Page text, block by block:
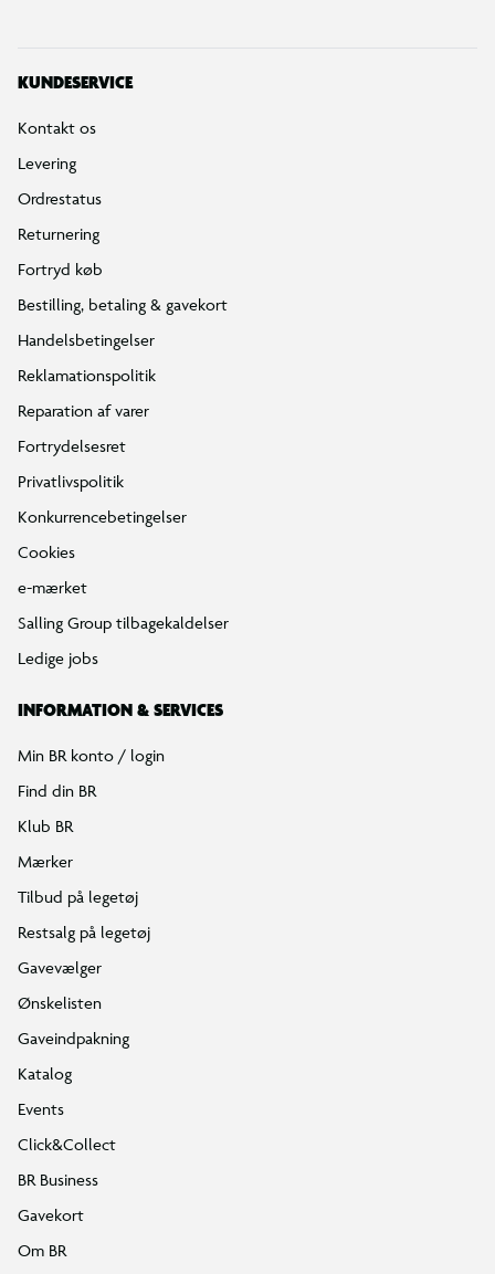
KUNDESERVICE
Kontakt os
Levering
Ordrestatus
Returnering
Fortryd køb
Bestilling, betaling & gavekort
Handelsbetingelser
Reklamationspolitik
Reparation af varer
Fortrydelsesret
Privatlivspolitik
Konkurrencebetingelser
Cookies
e-mærket
Salling Group tilbagekaldelser
Ledige jobs
INFORMATION & SERVICES
Min BR konto / login
Find din BR
Klub BR
Mærker
Tilbud på legetøj
Restsalg på legetøj
Gavevælger
Ønskelisten
Gaveindpakning
Katalog
Events
Click&Collect
BR Business
Gavekort
Om BR